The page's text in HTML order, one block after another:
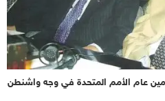
عام الأمم المتحدة في وجه واشنطن